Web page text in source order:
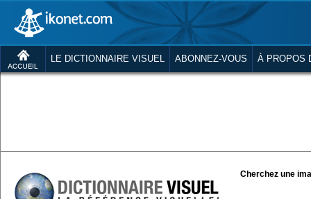
LE DICTIONNAIRE VISUEL ABONNEZ-VOUS À PROPOS
Cherchez une